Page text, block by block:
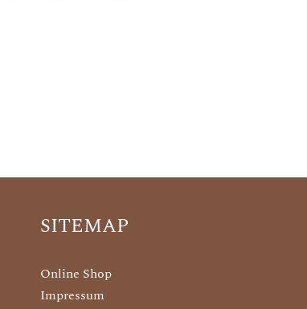
SITEMAP
Online Shop
Impressum